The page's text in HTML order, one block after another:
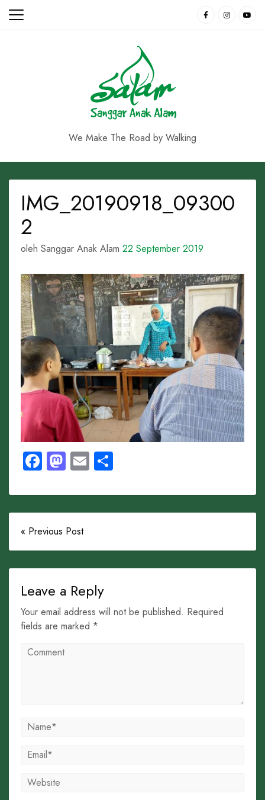
Skip
We Make The Road by Walking
IMG_20190918_09300
2
oleh Sanggar Anak Alam 22 September 2019
Facebook
Mastodon
Email
« Previous Post
Leave a Reply
Your email address will not be published. Required
fields are marked *